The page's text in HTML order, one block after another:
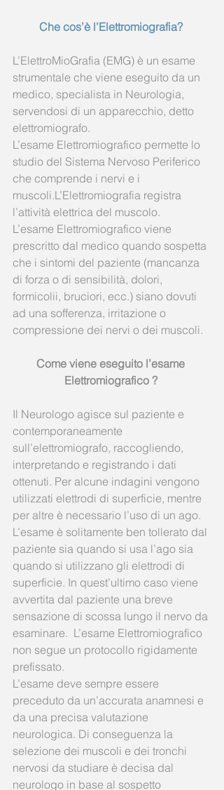
Che cos’è l’Elettromiografia?
L’ElettroMioGrafia (EMG) è un esame
strumentale che viene eseguito da un
medico, specialista in Neurologia,
servendosi di un apparecchio, detto
elettromiografo.
L’esame Elettromiografico permette lo
studio del Sistema Nervoso Periferico
che comprende i nervi e i
muscoli.L’Elettromiografia registra
l’attività elettrica del muscolo.
L’esame Elettromiografico viene
prescritto dal medico quando sospetta
che i sintomi del paziente (mancanza
di forza o di sensibilità, dolori,
formicolii, bruciori, ecc.) siano dovuti
ad una sofferenza, irritazione o
compressione dei nervi o dei muscoli.
Come viene eseguito l’esame
Elettromiografico ?
Il Neurologo agisce sul paziente e
contemporaneamente
sull’elettromiografo, raccogliendo,
interpretando e registrando i dati
ottenuti. Per alcune indagini vengono
utilizzati elettrodi di superficie, mentre
per altre è necessario l’uso di un ago.
L’esame è solitamente ben tollerato dal
paziente sia quando si usa l’ago sia
quando si utilizzano gli elettrodi di
superficie. In quest’ultimo caso viene
avvertita dal paziente una breve
sensazione di scossa lungo il nervo da
esaminare.  L’esame Elettromiografico
non segue un protocollo rigidamente
prefissato.
L’esame deve sempre essere
preceduto da un’accurata anamnesi e
da una precisa valutazione
neurologica. Di conseguenza la
selezione dei muscoli e dei tronchi
nervosi da studiare è decisa dal
neurologo in base al sospetto